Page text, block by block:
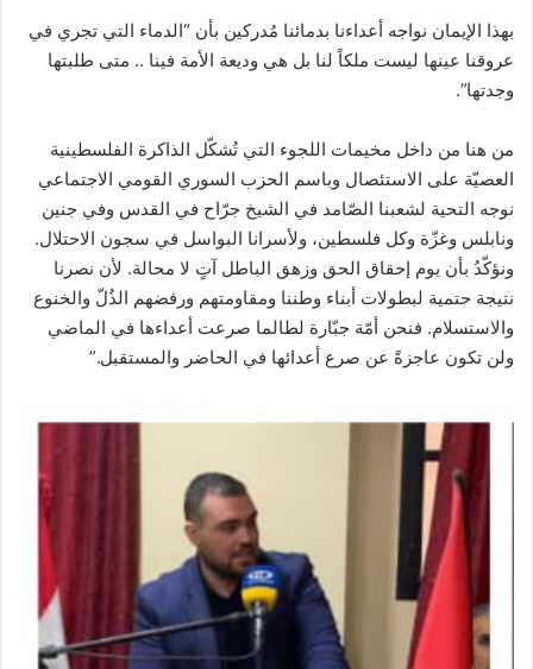
بهذا الإيمان نواجه أعداءنا بدمائنا مُدركين بأن “الدماء التي تجري في
عروقنا عينها ليست ملكاً لنا بل هي وديعة الأمة فينا .. متى طلبتها
وجدتها”.
من هنا من داخل مخيمات اللجوء التي تُشكّل الذاكرة الفلسطينية
العصيّة على الاستئصال وباسم الحزب السوري القومي الاجتماعي
نوجه التحية لشعبنا الصّامد في الشيخ جرّاح في القدس وفي جنين
ونابلس وغزّة وكل فلسطين، ولأسرانا البواسل في سجون الاحتلال.
ونؤكّدُ بأن يوم إحقاق الحق وزهق الباطل آتٍ لا محالة. لأن نصرنا
نتيجة حتمية لبطولات أبناء وطننا ومقاومتهم ورفضهم الذُلّ والخنوع
والاستسلام. فنحن أمّة جبّارة لطالما صرعت أعداءها في الماضي
ولن تكون عاجزةً عن صرع أعدائها في الحاضر والمستقبل.”